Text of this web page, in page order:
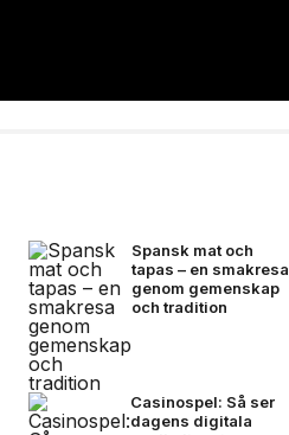
Spansk mat och
tapas – en smakresa
genom gemenskap
och tradition
Casinospel: Så ser
dagens digitala